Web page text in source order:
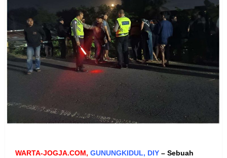
WARTA-JOGJA.COM, GUNUNGKIDUL, DIY – Sebuah